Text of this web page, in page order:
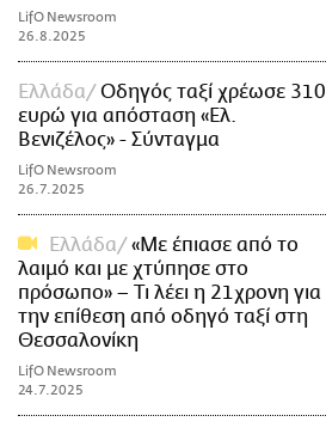
LifO Newsroom
26.8.2025
Ελλάδα
Οδηγός ταξί χρέωσε 310
ευρώ για απόσταση «Ελ.
Βενιζέλος» - Σύνταγμα
LifO Newsroom
26.7.2025
Ελλάδα
«Με έπιασε από το
λαιμό και με χτύπησε στο
πρόσωπο» – Τι λέει η 21χρονη για
την επίθεση από οδηγό ταξί στη
Θεσσαλονίκη
LifO Newsroom
24.7.2025